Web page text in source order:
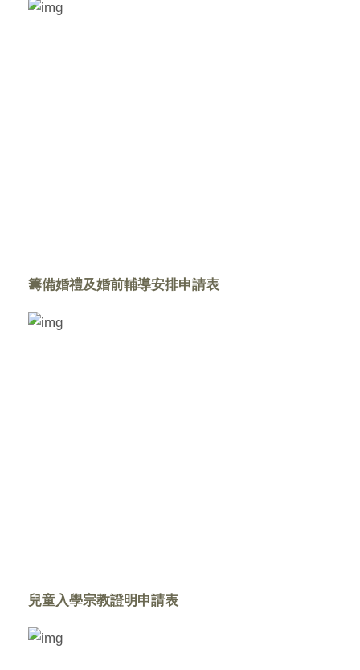
籌備婚禮及婚前輔導安排申請表
兒童入學宗教證明申請表